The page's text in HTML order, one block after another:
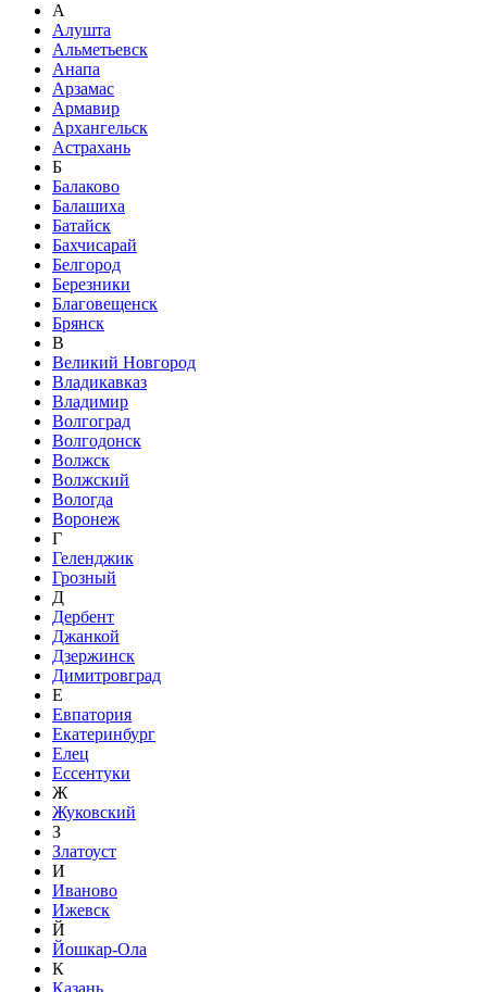
А
Алушта
Альметьевск
Анапа
Арзамас
Армавир
Архангельск
Астрахань
Б
Балаково
Балашиха
Батайск
Бахчисарай
Белгород
Березники
Благовещенск
Брянск
В
Великий Новгород
Владикавказ
Владимир
Волгоград
Волгодонск
Волжск
Волжский
Вологда
Воронеж
Г
Геленджик
Грозный
Д
Дербент
Джанкой
Дзержинск
Димитровград
Е
Евпатория
Екатеринбург
Елец
Ессентуки
Ж
Жуковский
З
Златоуст
И
Иваново
Ижевск
Й
Йошкар-Ола
К
Казань